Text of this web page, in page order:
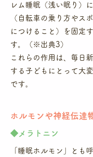
レム睡眠（浅い眠り）
（自転車の乗り方やス
につけること）を固定
す。（※出典3）
これらの作用は、毎日
する子どもにとって大
です。
ホルモンや神経伝達
​◆メラトニン
「睡眠ホルモン」とも